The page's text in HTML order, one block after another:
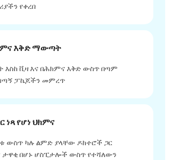
የቀረበ
እቅድ ማውጣት
እስከ ቪዛ እና በሕክምና እቅድ ውስጥ በጣም
ፓኬጆችን መምረጥ
ነጻ የሆነ ህክምና
ውስጥ ካሉ ልምድ ያላቸው ዶክተሮች ጋር
በሆኑ ሆስፒታሎች ውስጥ የተሻለውን